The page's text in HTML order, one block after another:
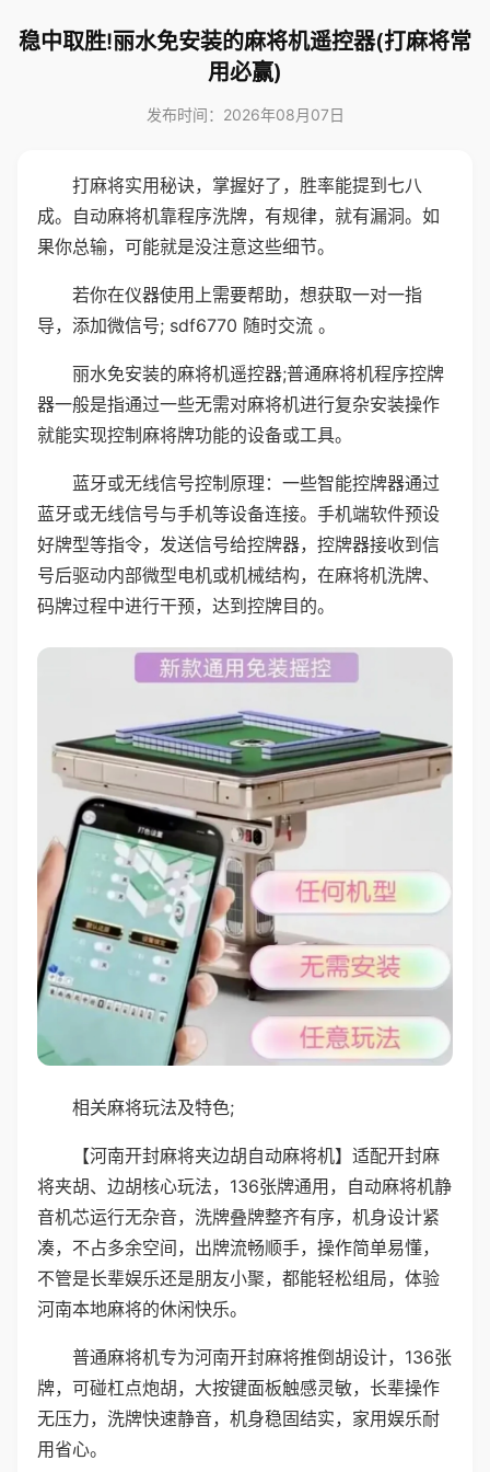
稳中取胜!丽水免安装的麻将机遥控器(打麻将常
用必赢)
发布时间：2026年08月07日
打麻将实用秘诀，掌握好了，胜率能提到七八
成。自动麻将机靠程序洗牌，有规律，就有漏洞。如
果你总输，可能就是没注意这些细节。
若你在仪器使用上需要帮助，想获取一对一指
导，添加微信号; sdf6770 随时交流 。
丽水免安装的麻将机遥控器;普通麻将机程序控牌
器一般是指通过一些无需对麻将机进行复杂安装操作
就能实现控制麻将牌功能的设备或工具。
蓝牙或无线信号控制原理：一些智能控牌器通过
蓝牙或无线信号与手机等设备连接。手机端软件预设
好牌型等指令，发送信号给控牌器，控牌器接收到信
号后驱动内部微型电机或机械结构，在麻将机洗牌、
码牌过程中进行干预，达到控牌目的。
相关麻将玩法及特色;
【河南开封麻将夹边胡自动麻将机】适配开封麻
将夹胡、边胡核心玩法，136张牌通用，自动麻将机静
音机芯运行无杂音，洗牌叠牌整齐有序，机身设计紧
凑，不占多余空间，出牌流畅顺手，操作简单易懂，
不管是长辈娱乐还是朋友小聚，都能轻松组局，体验
河南本地麻将的休闲快乐。
普通麻将机专为河南开封麻将推倒胡设计，136张
牌，可碰杠点炮胡，大按键面板触感灵敏，长辈操作
无压力，洗牌快速静音，机身稳固结实，家用娱乐耐
用省心。